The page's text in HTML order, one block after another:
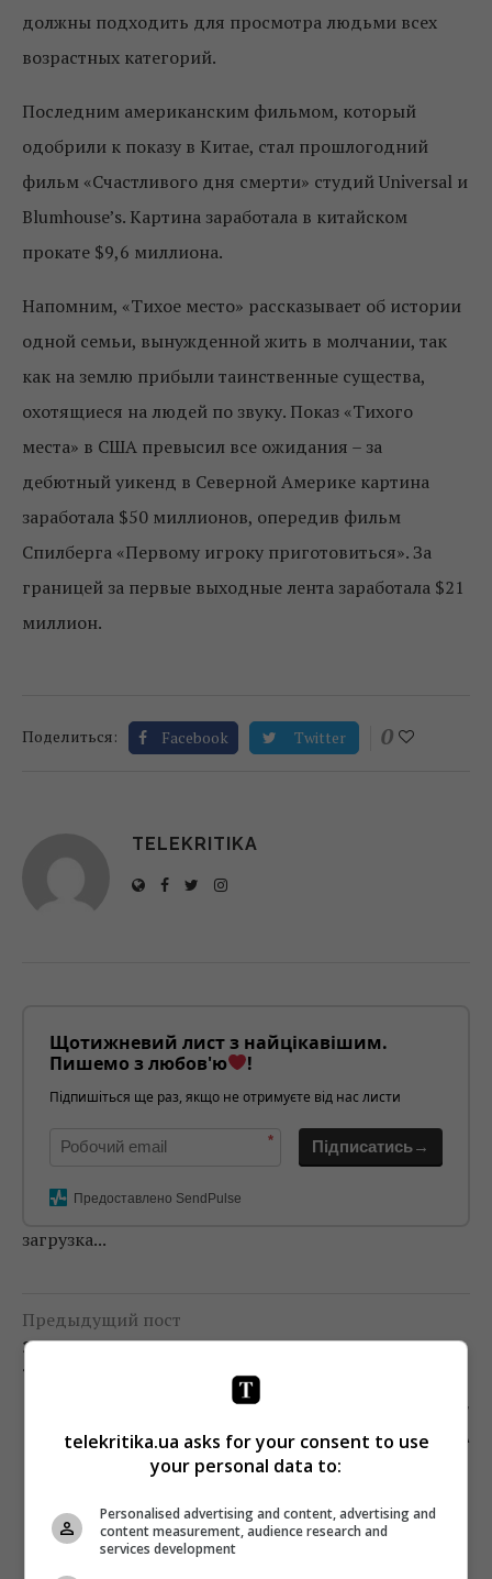
должны подходить для просмотра людьми всех
возрастных категорий.
Последним американским фильмом, который
одобрили к показу в Китае, стал прошлогодний
фильм «Счастливого дня смерти» студий Universal и
Blumhouse’s. Картина заработала в китайском
прокате $9,6 миллиона.
Напомним, «Тихое место» рассказывает об истории
одной семьи, вынужденной жить в молчании, так
как на землю прибыли таинственные существа,
охотящиеся на людей по звуку. Показ «Тихого
места» в США превысил все ожидания – за
дебютный уикенд в Северной Америке картина
заработала $50 миллионов, опередив фильм
Спилберга «Первому игроку приготовиться». За
границей за первые выходные лента заработала $21
миллион.
Поделиться: Facebook Twitter 0
TELEKRITIKA
Щотижневий лист з найцікавішим.
Пишемо з любов'ю
!
Підпишіться ще раз, якщо не отримуєте від нас листи
* Підписатись→
Предоставлено SendPulse
загрузка...
Предыдущий пост
ЗАВТРА НА NETFLIX ВЫХОДИТ СЕРИАЛ
«ЗАТЕРЯННЫЕ В КОСМОСЕ»
Следующий пост
ОЛЬГА ФРЕЙМУТ ПРОТИВ ВСЕГО МИРА
telekritika.ua asks for your consent to use
your personal data to:
Personalised advertising and content, advertising and
content measurement, audience research and
services development